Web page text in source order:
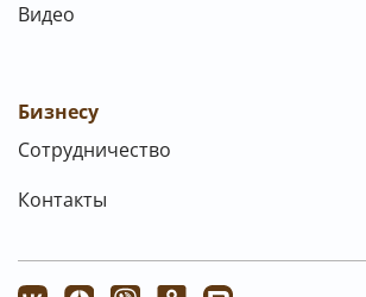
Видео
Бизнесу
Сотрудничество
Контакты